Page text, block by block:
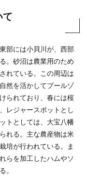
て
部には小貝川が、西部
。砂沼は農業用のため
れている。この周辺は
然を活かしてプールゾ
られており、春には桜
レジャースポットとし
トとしては、大宝八幡
れる。主な農産物は米
培が行われている。ま
らを加工したハムやソ
。